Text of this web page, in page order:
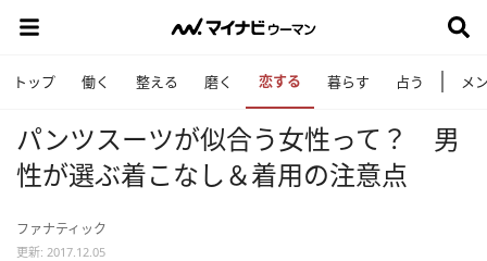
トップ 働く 整える 磨く 恋する 暮らす 占う メ
パンツスーツが似合う女性って？ 男
性が選ぶ着こなし＆着用の注意点
ファナティック
更新: 2017.12.05